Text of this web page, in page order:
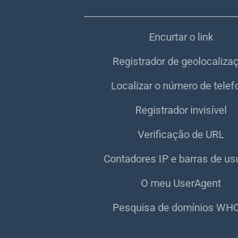
Encurtar o link
Registrador de
Localizar o número de
Registrador invisível
Verificação de URL
Contadores IP e barras de
O meu UserAgent
Pesquisa de domínios